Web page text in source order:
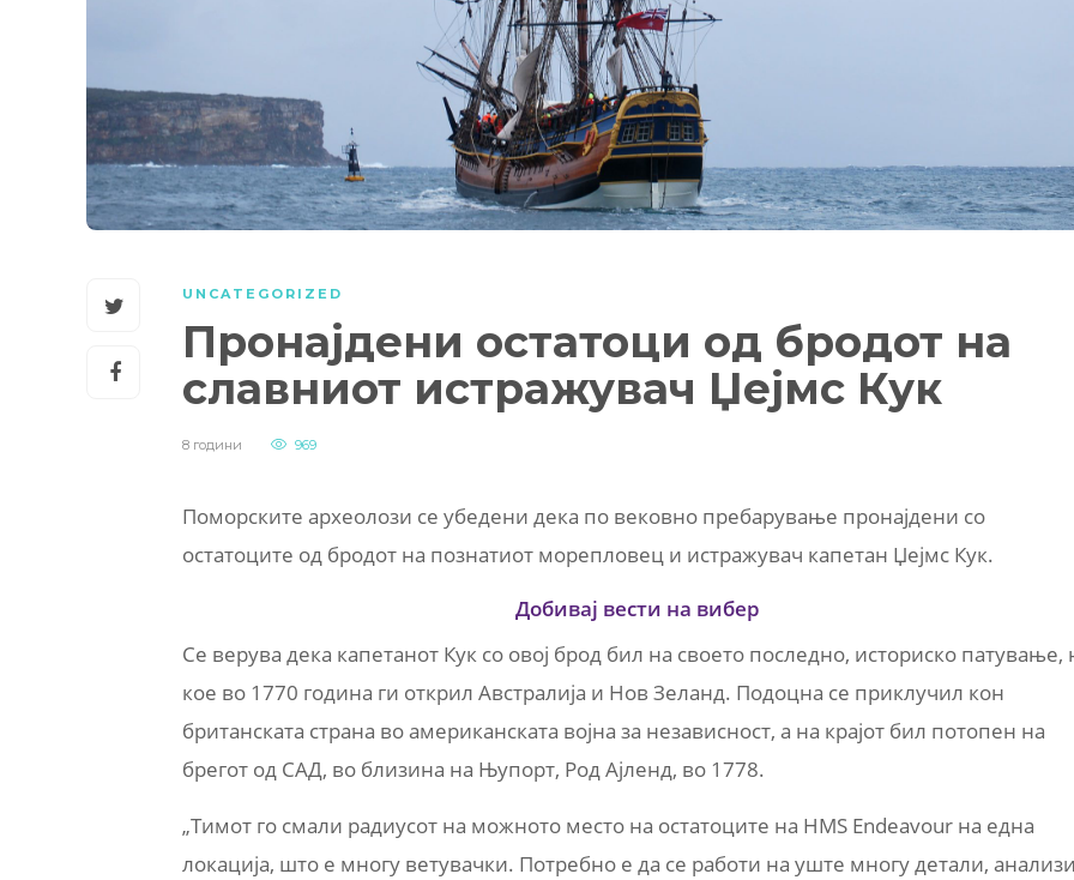
UNCATEGORIZED
Пронајдени остатоци од бродот на
славниот истражувач Џејмс Кук
8 години 969
Поморските археолози се убедени дека по вековно пребарување пронајдени со
остатоците од бродот на познатиот морепловец и истражувач капетан Џејмс Кук.
Добивај вести на вибер
Се верува дека капетанот Кук со овој брод бил на своето последно, историско патување,
кое во 1770 година ги открил Австралија и Нов Зеланд. Подоцна се приклучил кон
британската страна во американската војна за независност, а на крајот бил потопен на
брегот од САД, во близина на Њупорт, Род Ајленд, во 1778.
„Тимот го смали радиусот на можното место на остатоците на HMS Endeavour на една
локација, што е многу ветувачки. Потребно е да се работи на уште многу детали, анализи